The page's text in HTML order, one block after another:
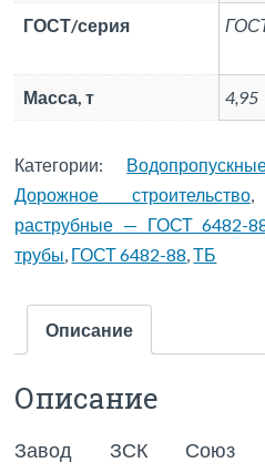
ГОСТ/серия
Масса, т 4,95
Категории:
Дорожное строительство
раструбные — ГОСТ 6482-
трубы, ГОСТ 6482-88,ТБ
Описание
Описание
Завод ЗСК Союз